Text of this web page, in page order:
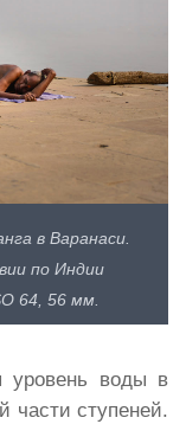
в Варанаси.
по Индии
64, 56 мм.
уровень воды в
части ступеней.